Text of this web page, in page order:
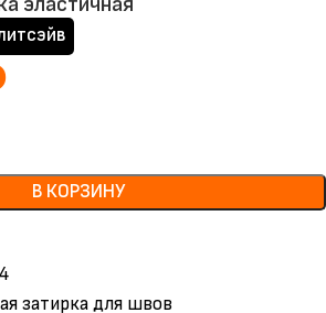
В КОРЗИНУ
затирка для швов